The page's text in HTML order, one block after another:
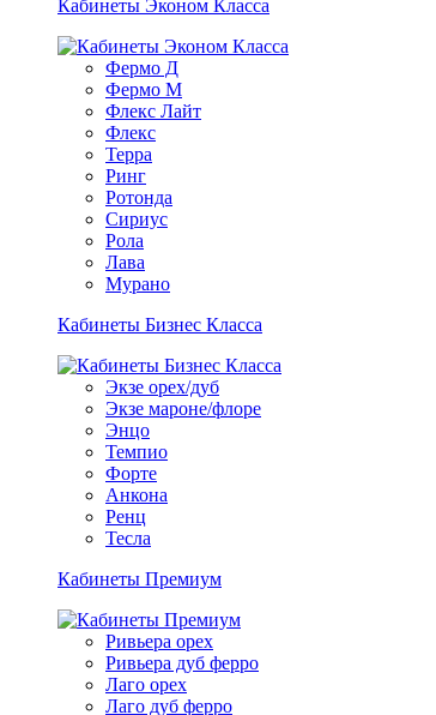
Кабинеты Эконом Класса
Фермо Д
Фермо М
Флекс Лайт
Флекс
Терра
Ринг
Ротонда
Сириус
Рола
Лава
Мурано
Кабинеты Бизнес Класса
Экзе орех/дуб
Экзе мароне/флоре
Энцо
Темпио
Форте
Анкона
Ренц
Тесла
Кабинеты Премиум
Ривьера орех
Ривьера дуб ферро
Лаго орех
Лаго дуб ферро